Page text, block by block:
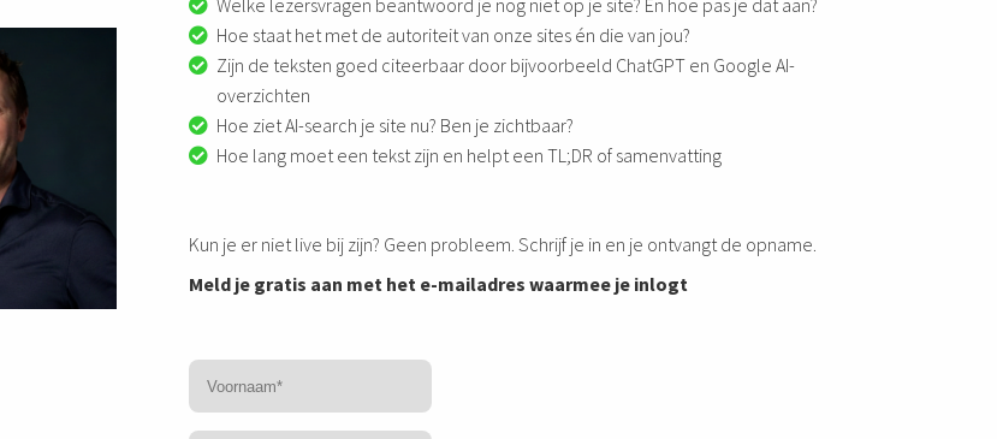
Welke lezersvragen beantwoord je nog niet op je site? En hoe pas je dat aan?
Hoe staat het met de autoriteit van onze sites én die van jou?
Zijn de teksten goed citeerbaar door bijvoorbeeld ChatGPT en Google AI-
overzichten
Hoe ziet AI-search je site nu? Ben je zichtbaar?
Hoe lang moet een tekst zijn en helpt een TL;DR of samenvatting
Kun je er niet live bij zijn? Geen probleem. Schrijf je in en je ontvangt de opname.
Meld je gratis aan met het e-mailadres waarmee je inlogt